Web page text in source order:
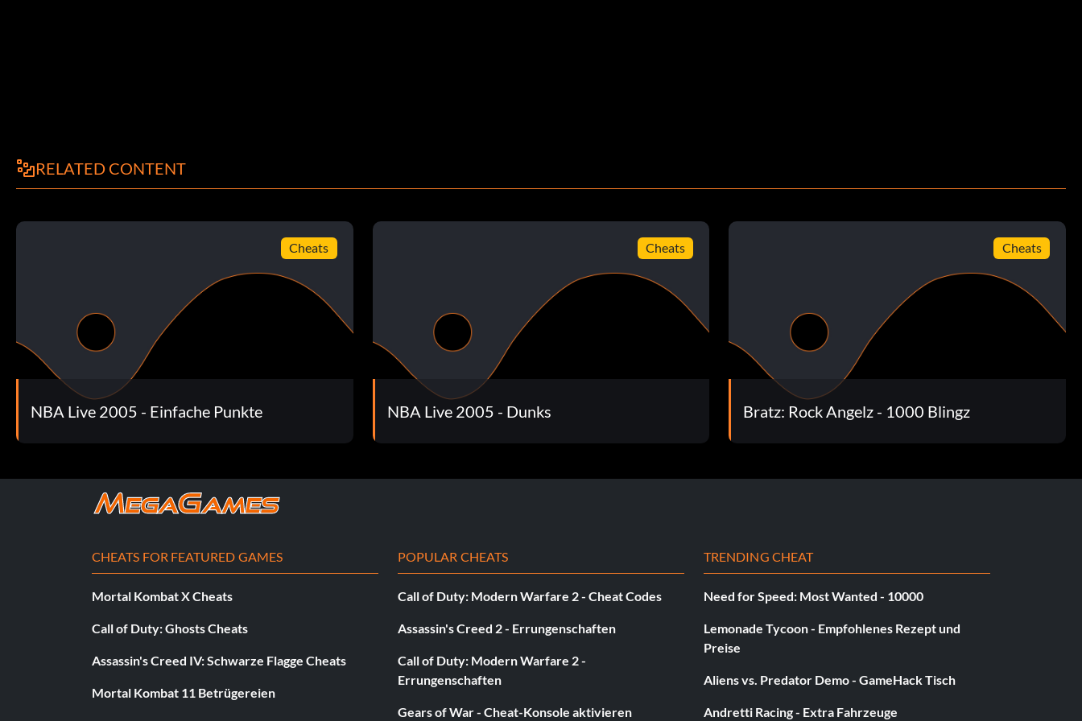
Geben Sie als Code "XVLID9895V" ein.
BG Rollout-Schuhe
Huarache 2K4 Schuhe
Geben Sie als Code "VNBA60230T" ein.
Nike Shox Elite Schuhe
Geben Sie als Code "23B8HDFCBJ" ein.
Zoom Generation Low Schuhe
Geben Sie als Code "1KENZ023XZ" ein.
Bevor du einen Wurf versuchst, wenn du eng bewacht wirst, solltest du einen Schritt zurückgehen, um Platz zu
RELATED CONTENT
Cheats
NBA Live 2005 - Einfache Punkte
Cheats
NBA Live 2005 - Dunks
Cheats
Bratz: Rock Angelz - 1000 Blingz
CHEATS FOR FEATURED GAMES
Mortal Kombat X Cheats
Call of Duty: Ghosts Cheats
Assassin's Creed IV: Schwarze Flagge Cheats
Mortal Kombat 11 Betrügereien
POPULAR CHEATS
Call of Duty: Modern Warfare 2 - Cheat Codes
Assassin's Creed 2 - Errungenschaften
Call of Duty: Modern Warfare 2 -
Errungenschaften
Gears of War - Cheat-Konsole aktivieren
TRENDING CHEAT
Need for Speed: Most Wanted - 10000
Lemonade Tycoon - Empfohlenes Rezept und
Preise
Aliens vs. Predator Demo - GameHack Tisch
Andretti Racing - Extra Fahrzeuge